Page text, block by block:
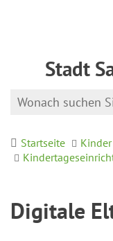
Stadt
Startseite
Digitale